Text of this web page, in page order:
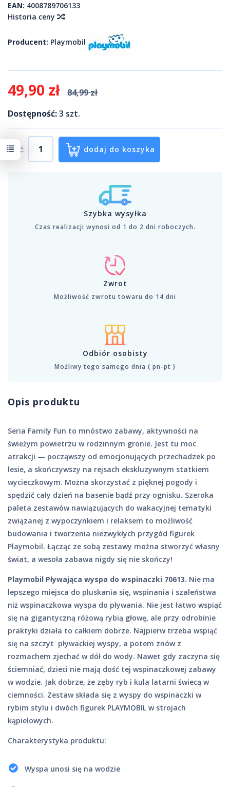
EAN: 4008789706133
Historia ceny
Producent: Playmobil
49,90 zł
84,99 zł
Dostępność:3 szt.
Ilość: dodaj do koszyka
Szybka wysyłka
Czas realizacji wynosi od 1 do 2 dni roboczych.
Zwrot
Możliwość zwrotu towaru do 14 dni
Odbiór osobisty
Możliwy tego samego dnia ( pn-pt )
Opis produktu
Seria Family Fun to mnóstwo zabawy, aktywności na
świeżym powietrzu w rodzinnym gronie. Jest tu moc
atrakcji — począwszy od emocjonujących przechadzek po
lesie, a skończywszy na rejsach ekskluzywnym statkiem
wycieczkowym. Można skorzystać z pięknej pogody i
spędzić cały dzień na basenie bądź przy ognisku. Szeroka
paleta zestawów nawiązujących do wakacyjnej tematyki
związanej z wypoczynkiem i relaksem to możliwość
budowania i tworzenia niezwykłych przygód figurek
Playmobil. Łącząc ze sobą zestawy można stworzyć własny
świat, a wesoła zabawa nigdy się nie skończy!
Playmobil Pływająca wyspa do wspinaczki 70613. Nie ma
lepszego miejsca do pluskania się, wspinania i szaleństwa
niż wspinaczkowa wyspa do pływania. Nie jest łatwo wspiąć
się na gigantyczną różową rybią głowę, ale przy odrobinie
praktyki działa to całkiem dobrze. Najpierw trzeba wspiąć
się na szczyt pływackiej wyspy, a potem znów z
rozmachem zjechać w dół do wody. Nawet gdy zaczyna się
ściemniać, dzieci nie mają dość tej wspinaczkowej zabawy
w wodzie. Jak dobrze, że zęby ryb i kula latarni świecą w
ciemności. Zestaw składa się z wyspy do wspinaczki w
rybim stylu i dwóch figurek PLAYMOBIL w strojach
kąpielowych.
Charakterystyka produktu:
Wyspa unosi się na wodzie